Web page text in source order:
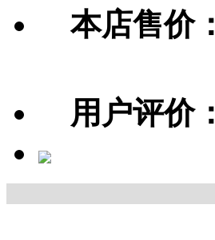
本店售价：
用户评价：